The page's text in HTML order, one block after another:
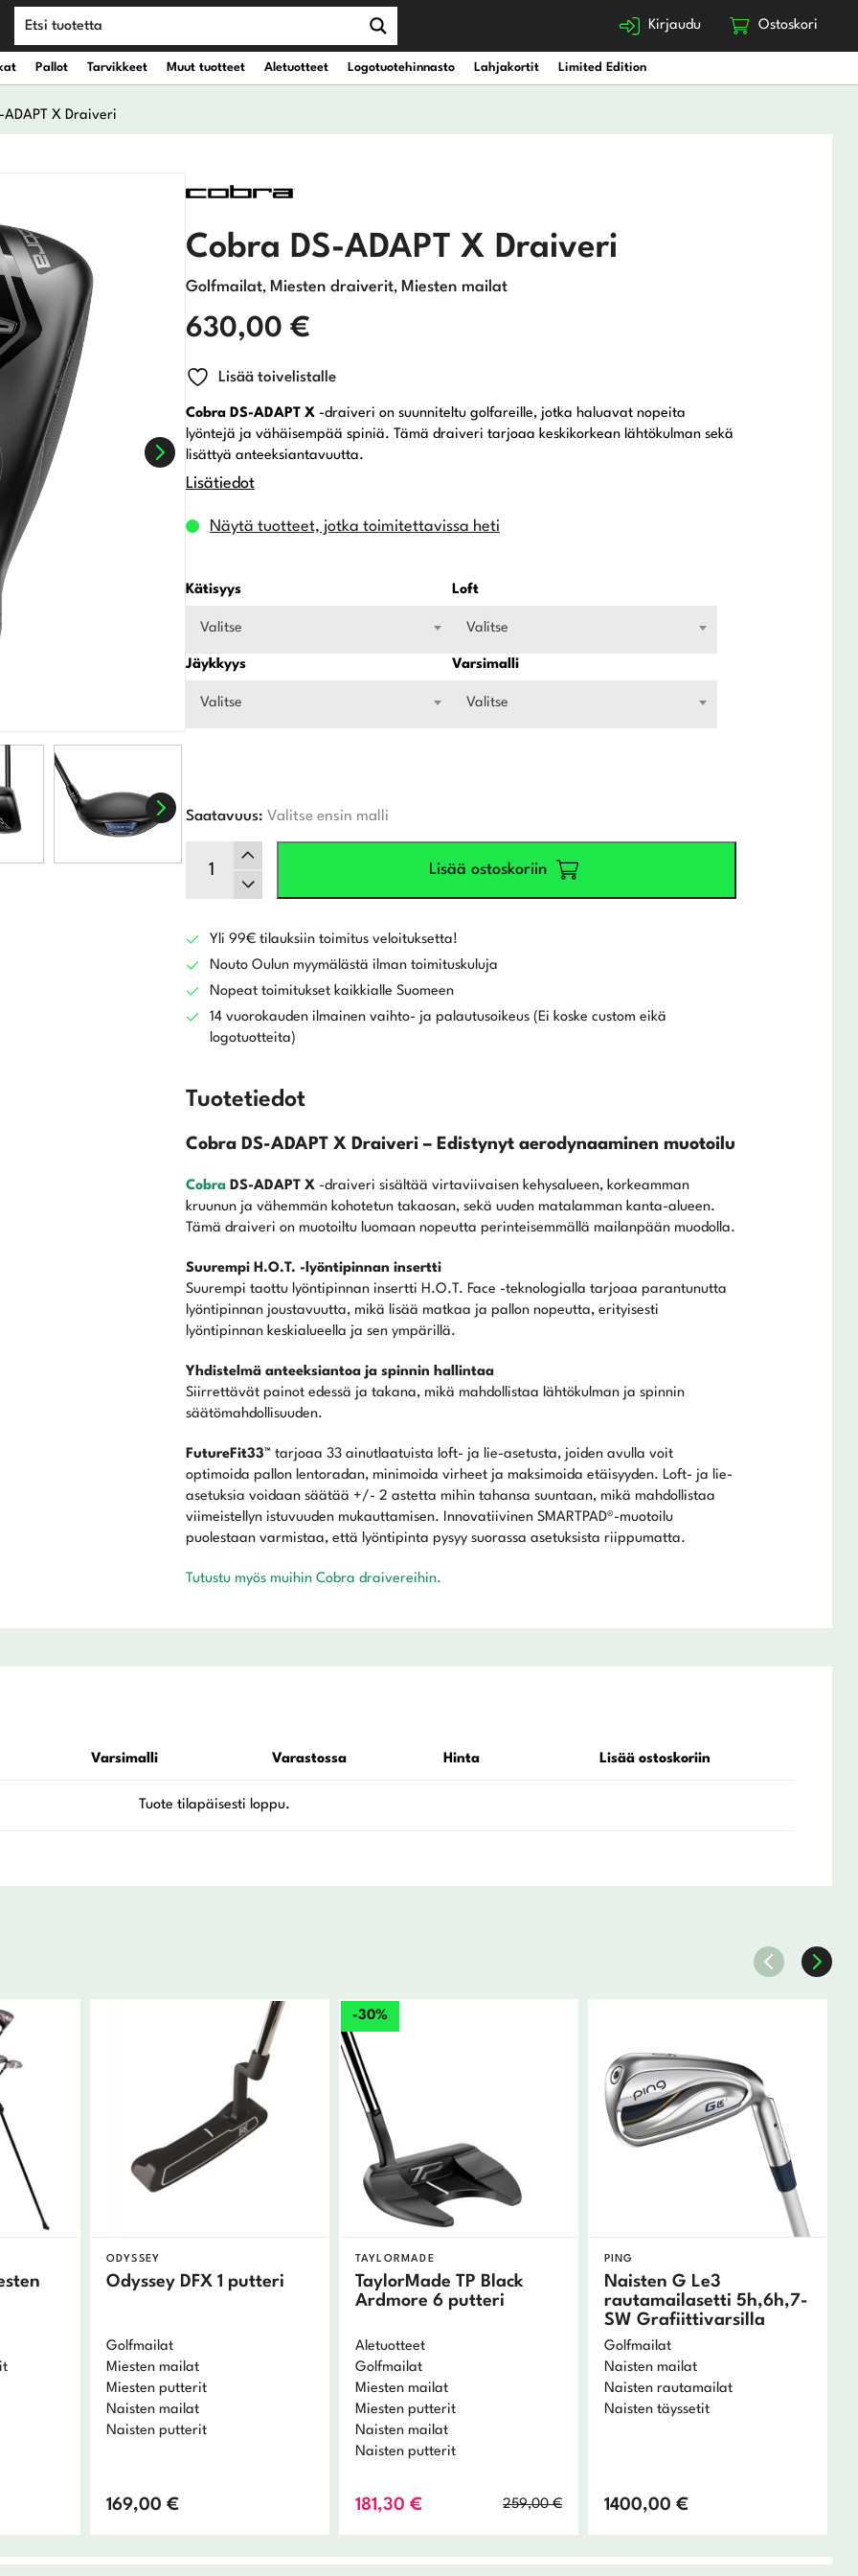
Kirjaudu Ostoskori
Hybridit
Rautamailat
kärrybägit
Pallot Tarvikkeet Muut tuotteet Aletuotteet Logotuotehinnasto Lahjakortit Limited Edition
X Draiveri
Cobra DS-ADAPT X Draiveri
Golfmailat, Miesten draiverit, Miesten mailat
630,00 €
Lisää toivelistalle
Cobra DS-ADAPT X -draiveri on suunniteltu golfareille, jotka haluavat nopeita
lyöntejä ja vähäisempää spiniä. Tämä draiveri tarjoaa keskikorkean lähtökulman sekä
lisättyä anteeksiantavuutta.
Lisätiedot
Näytä tuotteet, jotka toimitettavissa heti
Kätisyys
Valitse
Loft
Valitse
Jäykkyys
Valitse
Varsimalli
Valitse
Saatavuus: Valitse ensin malli
Draiveri
määrä
Lisää ostoskoriin
Yli 99€ tilauksiin toimitus veloituksetta!
Nouto Oulun myymälästä ilman toimituskuluja
Nopeat toimitukset kaikkialle Suomeen
14 vuorokauden ilmainen vaihto- ja palautusoikeus (Ei koske custom eikä
logotuotteita)
Tuotetiedot
Cobra DS-ADAPT X Draiveri – Edistynyt aerodynaaminen muotoilu
CobraDS-ADAPT X-draiveri sisältää virtaviivaisen kehysalueen, korkeamman
kruunun ja vähemmän kohotetun takaosan, sekä uuden matalamman kanta-alueen.
Tämä draiveri on muotoiltu luomaan nopeutta perinteisemmällä mailanpään muodolla.
Suurempi H.O.T. -lyöntipinnan insertti
Suurempi taottu lyöntipinnan insertti H.O.T. Face -teknologialla tarjoaa parantunutta
lyöntipinnan joustavuutta, mikä lisää matkaa ja pallon nopeutta, erityisesti
lyöntipinnan keskialueella ja sen ympärillä.
Yhdistelmä anteeksiantoa ja spinnin hallintaa
Siirrettävät painot edessä ja takana, mikä mahdollistaa lähtökulman ja spinnin
säätömahdollisuuden.
FutureFit33™ tarjoaa 33 ainutlaatuista loft- ja lie-asetusta, joiden avulla voit
optimoida pallon lentoradan, minimoida virheet ja maksimoida etäisyyden. Loft- ja lie-
asetuksia voidaan säätää +/- 2 astetta mihin tahansa suuntaan, mikä mahdollistaa
viimeistellyn istuvuuden mukauttamisen. Innovatiivinen SMARTPAD®-muotoilu
puolestaan varmistaa, että lyöntipinta pysyy suorassa asetuksista riippumatta.
Tutustu myös muihin Cobra draivereihin.
Varsimalli Varastossa Hinta Lisää ostoskoriin
ODYSSEY
Odyssey DFX 1 putteri
Golfmailat
Miesten mailat
Miesten putterit
Naisten mailat
Naisten putterit
169,00 €
-30%
TAYLORMADE
TaylorMade TP Black
Ardmore 6 putteri
Aletuotteet
Golfmailat
Miesten mailat
Miesten putterit
Naisten mailat
Naisten putterit
259,00€Alkuperäinen
181,30 €
Nykyinen
PING
Naisten G Le3
rautamailasetti 5h,6h,7-
SW Grafiittivarsilla
Golfmailat
Naisten mailat
Naisten rautamailat
Naisten täyssetit
1400,00 €